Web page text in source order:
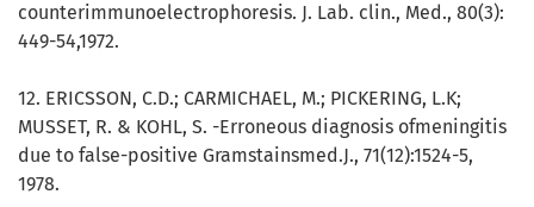
counterimmunoelectrophoresis. J. Lab. clin., Med., 80(3):
449-54,1972.
12. ERICSSON, C.D.; CARMICHAEL, M.; PICKERING, L.K;
MUSSET, R. & KOHL, S. -Erroneous diagnosis ofmeningitis
due to false-positive Gramstainsmed.J., 71(12):1524-5,
1978.